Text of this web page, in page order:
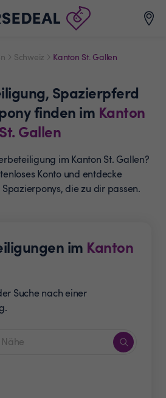
Schweiz Kanton St. Gallen
Spazierpferd
finden im Kanton
St. Gallen
im Kanton St. Gallen?
Konto und entdecke
Spazierponys, die zu dir passen.
im Kanton
Suche nach einer